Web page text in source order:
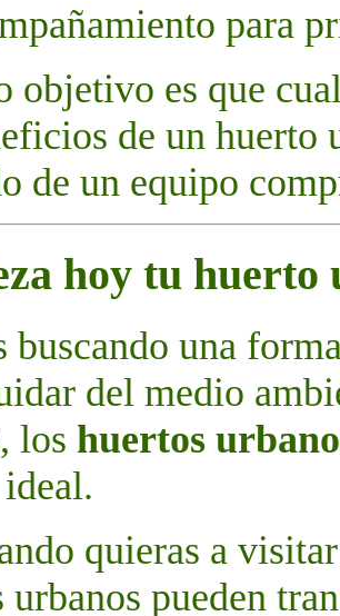
para
objetivo es que
de un huerto
de un equipo
hoy tu huerto
buscando una
del medio
los huertos
quieras a
urbanos pueden